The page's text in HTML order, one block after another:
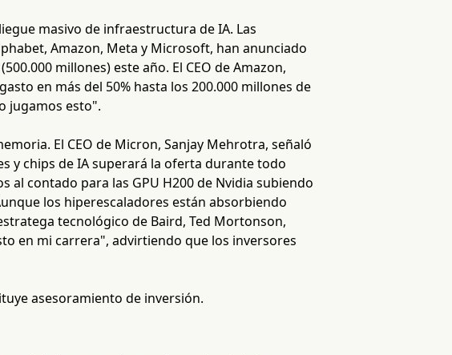
masivo de infraestructura de IA. Las
Amazon, Meta y Microsoft, han anunciado
millones) este año. El CEO de Amazon,
en más del 50% hasta los 200.000 millones de
jugamos esto".
El CEO de Micron, Sanjay Mehrotra, señaló
y chips de IA superará la oferta durante todo
al contado para las GPU H200 de Nvidia subiendo
los hiperescaladores están absorbiendo
tecnológico de Baird, Ted Mortonson,
en mi carrera", advirtiendo que los inversores
asesoramiento de inversión.